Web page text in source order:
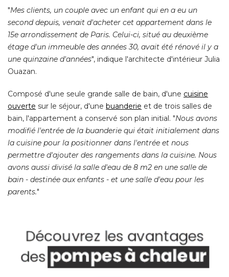
"Mes clients, un couple avec un enfant qui en a eu un
second depuis, venait d'acheter cet appartement dans le
15e arrondissement de Paris. Celui-ci, situé au deuxième
étage d'un immeuble des années 30, avait été rénové il y a
une quinzaine d'années", indique l'architecte d'intérieur Julia
Ouazan.
Composé d'une seule grande salle de bain, d'une cuisine
ouverte sur le séjour, d'une buanderie et de trois salles de
bain, l'appartement a conservé son plan initial. "Nous avons
modifié l'entrée de la buanderie qui était initialement dans
la cuisine pour la positionner dans l'entrée et nous
permettre d'ajouter des rangements dans la cuisine. Nous
avons aussi divisé la salle d'eau de 8 m2 en une salle de
bain - destinée aux enfants - et une salle d'eau pour les
parents."